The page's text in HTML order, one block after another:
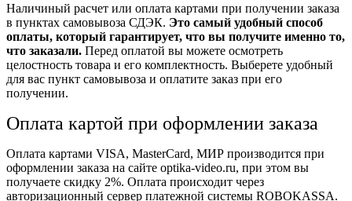
Наличиный расчет или оплата картами при получении заказа
в пунктах самовывоза СДЭК. Это самый удобный способ
оплаты, который гарантирует, что вы получите именно то,
что заказали. Перед оплатой вы можете осмотреть
целостность товара и его комплектность. Выберете удобный
для вас пункт самовывоза и оплатите заказ при его
получении.
Оплата картой при оформлении заказа
Оплата картами VISA, MasterCard, МИР производится при
оформлении заказа на сайте optika-video.ru, при этом вы
получаете скидку 2%. Оплата происходит через
авторизационный сервер платежной системы ROBOKASSA.